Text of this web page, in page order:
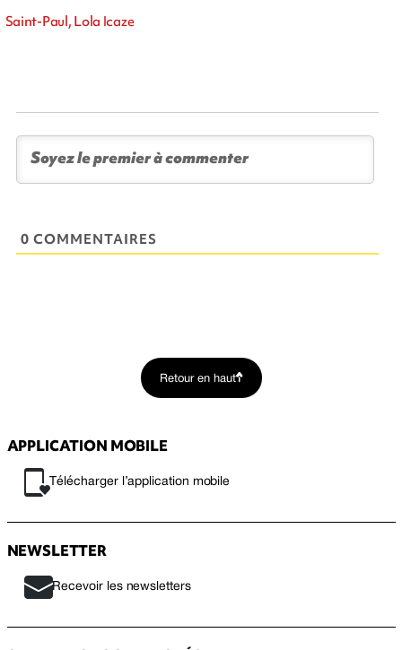
Saint-Paul, Lola Icaze
0 COMMENTAIRES
Retour en haut
APPLICATION MOBILE
Télécharger l’application mobile
NEWSLETTER
Recevoir les newsletters